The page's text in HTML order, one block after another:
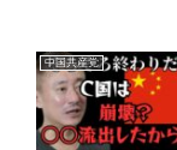
中国共産党